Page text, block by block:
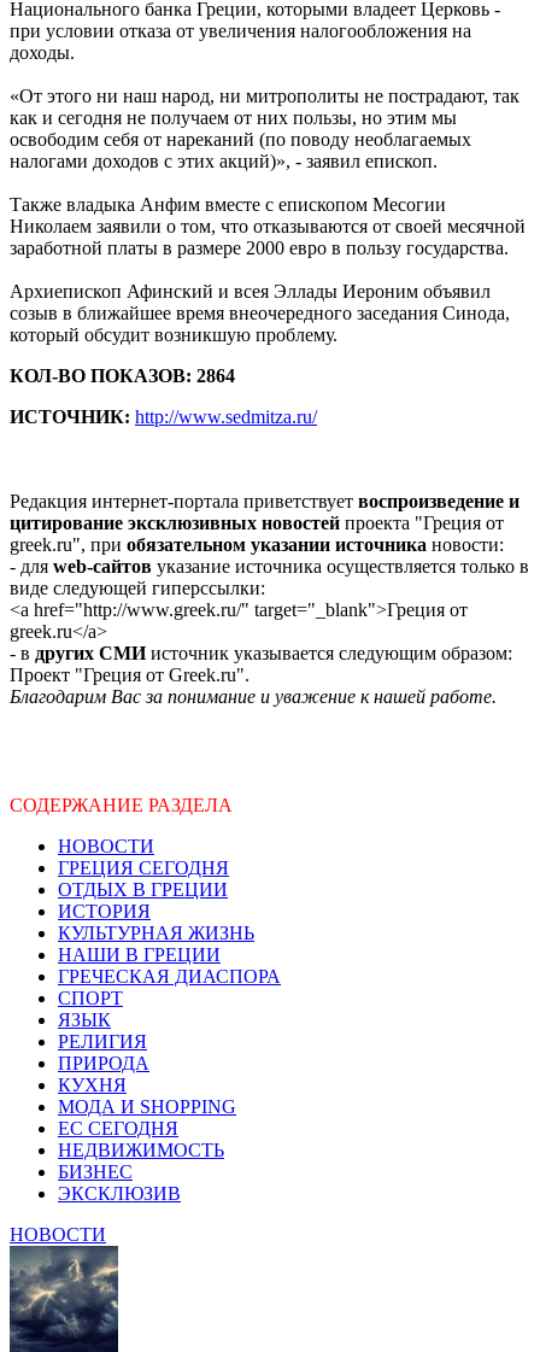
Национального банка Греции, которыми владеет Церковь -
при условии отказа от увеличения налогообложения на
доходы.
«От этого ни наш народ, ни митрополиты не пострадают, так
как и сегодня не получаем от них пользы, но этим мы
освободим себя от нареканий (по поводу необлагаемых
налогами доходов с этих акций)», - заявил епископ.
Также владыка Анфим вместе с епископом Месогии
Николаем заявили о том, что отказываются от своей месячной
заработной платы в размере 2000 евро в пользу государства.
Архиепископ Афинский и всея Эллады Иероним объявил
созыв в ближайшее время внеочередного заседания Синода,
который обсудит возникшую проблему.
КОЛ-ВО ПОКАЗОВ: 2864
ИСТОЧНИК: http://www.sedmitza.ru/
Редакция интернет-портала приветствует воспроизведение и
цитирование эксклюзивных новостей проекта "Греция от
greek.ru", при обязательном указании источника новости:
- для web-сайтов указание источника осуществляется только в
виде следующей гиперссылки:
<a href="http://www.greek.ru/" target="_blank">Греция от
greek.ru</a>
- в других СМИисточник указывается следующим образом:
Проект "Греция от Greek.ru".
Благодарим Вас за понимание и уважение к нашей работе.
СОДЕРЖАНИЕ РАЗДЕЛА
НОВОСТИ
ГРЕЦИЯ СЕГОДНЯ
ОТДЫХ В ГРЕЦИИ
ИСТОРИЯ
КУЛЬТУРНАЯ ЖИЗНЬ
НАШИ В ГРЕЦИИ
ГРЕЧЕСКАЯ ДИАСПОРА
СПОРТ
ЯЗЫК
РЕЛИГИЯ
ПРИРОДА
КУХНЯ
МОДА И SHOPPING
ЕС СЕГОДНЯ
НЕДВИЖИМОСТЬ
БИЗНЕС
ЭКСКЛЮЗИВ
НОВОСТИ